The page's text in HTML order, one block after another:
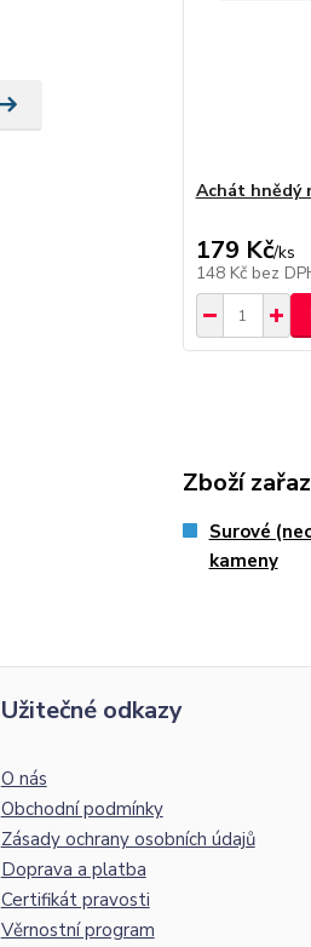
Achát hnědý
179 Kč/ks
148 Kč bez
Zboží
Surové
kameny
Užitečné odkazy
O nás
Obchodní podmínky
Zásady ochrany osobních údajů
Doprava a platba
Certifikát pravosti
Věrnostní program